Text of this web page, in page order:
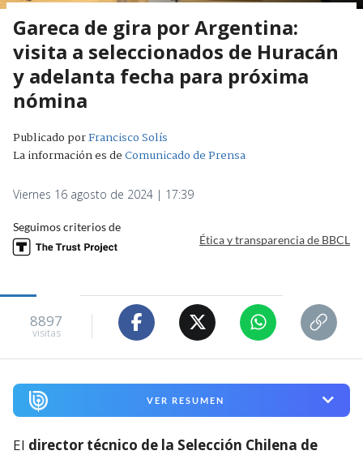
Gareca de gira por Argentina:
visita a seleccionados de Huracán
y adelanta fecha para próxima
nómina
Publicado porFrancisco Solís
La información es deComunicado de Prensa
Viernes 16 agosto de 2024 | 17:39
Seguimos criterios de
Ética y transparencia de BBCL
8897
visitas
VER RESUMEN
El director técnico de la Selección Chilena de